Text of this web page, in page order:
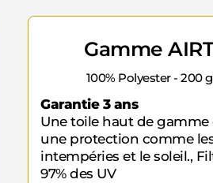
Gamme
100% Polyester - 200
Garantie 3 ans
Une toile haut de gamme
une protection comme
intempéries et le soleil.,
97% des UV